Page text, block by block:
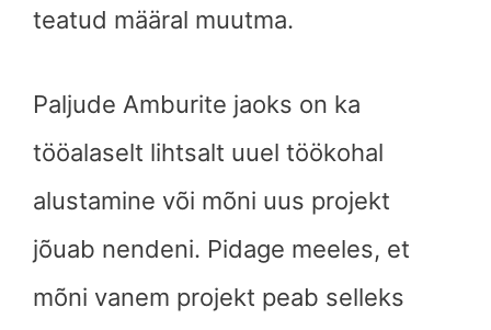
teatud määral muutma.
Paljude Amburite jaoks on ka
tööalaselt lihtsalt uuel töökohal
alustamine või mõni uus projekt
jõuab nendeni. Pidage meeles, et
mõni vanem projekt peab selleks